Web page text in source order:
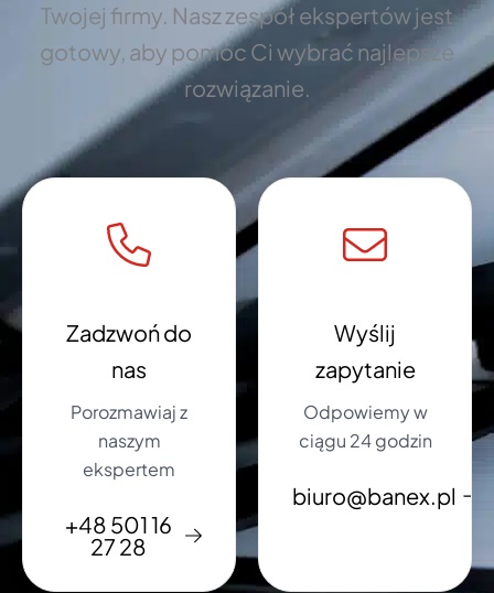
Twojej firmy. Nasz zespół ekspertów jest
gotowy, aby pomóc Ci wybrać najlepsze
rozwiązanie.
Zadzwoń do
nas
Porozmawiaj z
naszym
ekspertem
+48 501 16
27 28
Wyślij
zapytanie
Odpowiemy w
ciągu 24 godzin
biuro@banex.pl